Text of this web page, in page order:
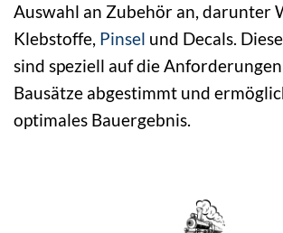
Auswahl an Zubehör an, darunter
Klebstoffe, Pinsel und Decals.
sind speziell auf die
Bausätze abgestimmt und
optimales Bauergebnis.